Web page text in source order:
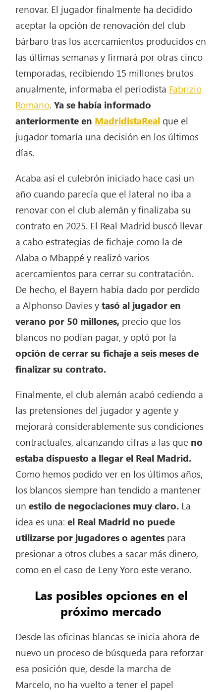
renovar. El jugador finalmente ha decidido
aceptar la opción de renovación del club
bárbaro tras los acercamientos producidos en
las últimas semanas y firmará por otras cinco
temporadas, recibiendo 15 millones brutos
anualmente, informaba el periodista Fabrizio
Romano.Ya se había informado
anteriormente en MadridistaReal que el
jugador tomaría una decisión en los últimos
días.
Acaba así el culebrón iniciado hace casi un
año cuando parecía que el lateral no iba a
renovar con el club alemán y finalizaba su
contrato en 2025. El Real Madrid buscó llevar
a cabo estrategias de fichaje como la de
Alaba o Mbappé y realizó varios
acercamientos para cerrar su contratación.
De hecho, el Bayern había dado por perdido
a Alphonso Davies ytasó al jugador en
verano por 50 millones, precio que los
blancos no podían pagar, y optó por la
opción de cerrar su fichaje a seis meses de
finalizar su contrato.
Finalmente, el club alemán acabó cediendo a
las pretensiones del jugador y agente y
mejorará considerablemente sus condiciones
contractuales, alcanzando cifras a las que no
estaba dispuesto a llegar el Real Madrid.
Como hemos podido ver en los últimos años,
los blancos siempre han tendido a mantener
un estilo de negociaciones muy claro. La
idea es una:el Real Madrid no puede
utilizarse por jugadores o agentes para
presionar a otros clubes a sacar más dinero,
como en el caso de Leny Yoro este verano.
Las posibles opciones en el
próximo mercado
Desde las oficinas blancas se inicia ahora de
nuevo un proceso de búsqueda para reforzar
esa posición que, desde la marcha de
Marcelo, no ha vuelto a tener el papel